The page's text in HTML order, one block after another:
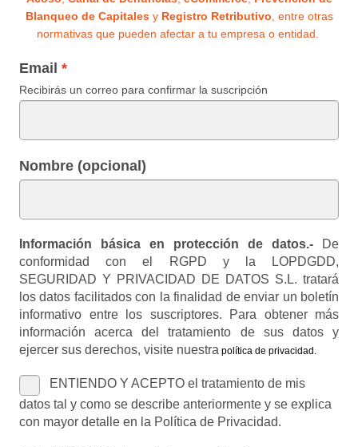
Blanqueo de Capitalesy Registro Retributivo , entre otras
normativas que pueden afectar a tu empresa o entidad.
Email
Recibirás un correo para confirmar la suscripción
Nombre (opcional)
Información básica en protección de datos.- De
conformidad con el RGPD y la LOPDGDD,
SEGURIDAD Y PRIVACIDAD DE DATOS S.L. tratará
los datos facilitados con la finalidad de enviar un boletín
informativo entre los suscriptores. Para obtener más
información acerca del tratamiento de sus datos y
ejercer sus derechos, visite nuestra política de privacidad
ENTIENDO Y ACEPTO el tratamiento de mis
datos tal y como se describe anteriormente y se explica
con mayor detalle en la Política de Privacidad.